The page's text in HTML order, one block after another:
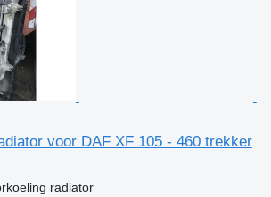
voor DAF XF 105 - 460 trekker
radiator